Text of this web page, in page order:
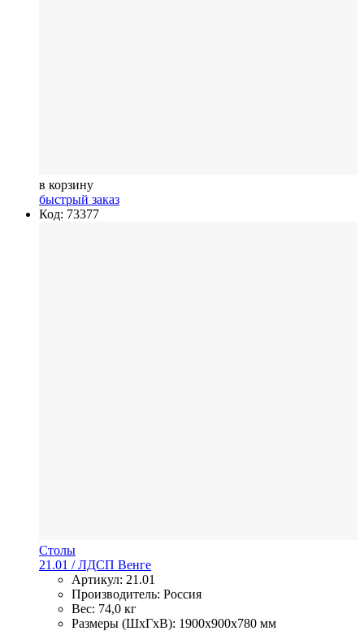
в корзину
быстрый заказ
Код: 73377
Столы
21.01 / ЛДСП Венге
Артикул: 21.01
Производитель: Россия
Вес: 74,0 кг
Размеры (ШхГхВ): 1900x900x780 мм